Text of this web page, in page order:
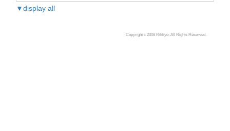
▼display all
Copyright c 2008 Rikkyo, All Rights Reserved.